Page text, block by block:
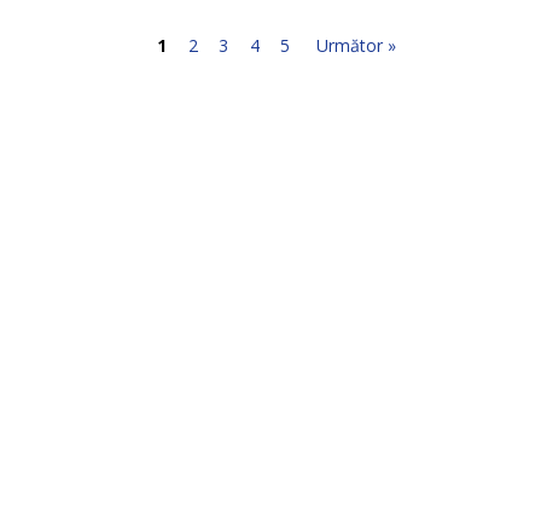
1 2 3 4 5 Următor »